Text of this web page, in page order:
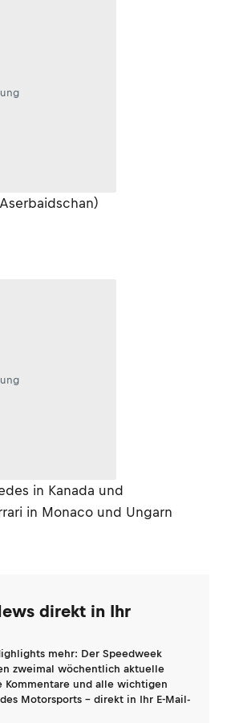
in Kanada und
in Monaco und Ungarn
direkt in Ihr
mehr: Der Speedweek
zweimal wöchentlich aktuelle
Kommentare und alle wichtigen
Motorsports - direkt in Ihr E-Mail-